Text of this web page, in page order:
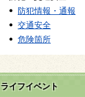
防犯情報・通報
交通安全
危険箇所
ライフイベント